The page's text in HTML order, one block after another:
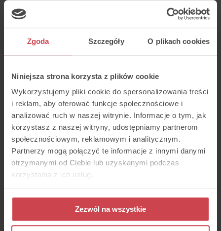
Zgoda Szczegóły O plikach cookies
Niniejsza strona korzysta z plików cookie
Wykorzystujemy pliki cookie do spersonalizowania treści
i reklam, aby oferować funkcje społecznościowe i
analizować ruch w naszej witrynie. Informacje o tym, jak
korzystasz z naszej witryny, udostępniamy partnerom
społecznościowym, reklamowym i analitycznym.
Partnerzy mogą połączyć te informacje z innymi danymi
otrzymanymi od Ciebie lub uzyskanymi podczas
korzystania z ich usług.
Zezwól na wszystkie
Zachowaj przyjazny ton głosu
Od samego początku rozmowy, ton
konsultanta świadczyło o dużej niechęci
do rozmowy z nami. Zniecierpliwiony,
nieprzyjazny ton głosu bardzo
negatywnie wpływa na klienta, nawet
wtedy, gdy dzwoni z pozytywnym
nastawieniem.
Unikaj zdenerwowania czy okazywania
niecierpliwości w głosie. Każdego klienta
przywitaj zdecydowanym, lecz
przyjaznym tonem. Często nawet małe
zmiany, podczas rozmowy telefonicznej,
ważne jest kontrolowanie naszych
emocji. Zachowaj spokój i dbaj o
przyjazny ton swojego głosu, niezależnie
od nastawienia klienta.